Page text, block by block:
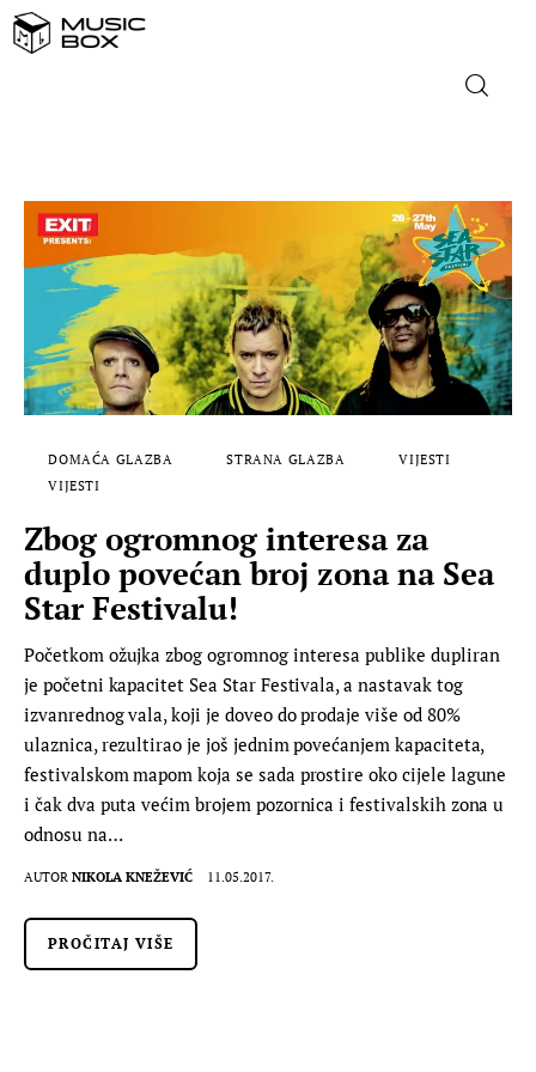
STRANA GLAZBA
FILM
MUSIC BOX
DOMAĆA GLAZBA STRANA GLAZBA
VIJESTI
VIJESTI
Zbog ogromnog interesa za
duplo povećan broj zona na Sea
Star Festivalu!
Početkom ožujka zbog ogromnog interesa publike dupliran
je početni kapacitet Sea Star Festivala, a nastavak tog
izvanrednog vala, koji je doveo do prodaje više od 80%
ulaznica, rezultirao je još jednim povećanjem kapaciteta,
festivalskom mapom koja se sada prostire oko cijele lagune
i čak dva puta većim brojem pozornica i festivalskih zona u
odnosu na…
AUTOR NIKOLA KNEŽEVIĆ 11.05.2017.
PROČITAJ VIŠE